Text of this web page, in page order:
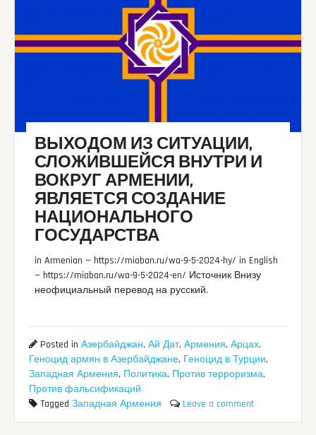
ВЫХОДОМ ИЗ СИТУАЦИИ,
СЛОЖИВШЕЙСЯ ВНУТРИ И
ВОКРУГ АРМЕНИИ,
ЯВЛЯЕТСЯ СОЗДАНИЕ
НАЦИОНАЛЬНОГО
ГОСУДАРСТВА
in Armenian — https://miaban.ru/wa-9-5-2024-hy/ in English
— https://miaban.ru/wa-9-5-2024-en/ Источник Внизу
неофициальный перевод на русский.
Posted inАзербайджан,Ай Дат,Армения,Арцах,
Геноцид армян в Азербайджане, Геноцид в Турции,
Западная Армения, Политика, Против терроризма,
Против фальсификаций
TaggedЗападная Армения Leave a comment